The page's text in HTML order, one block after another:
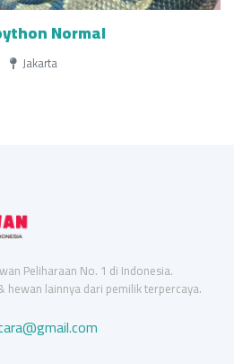
Normal
Jakarta
Peliharaan No. 1 di Indonesia.
hewan lainnya dari pemilik terpercaya.